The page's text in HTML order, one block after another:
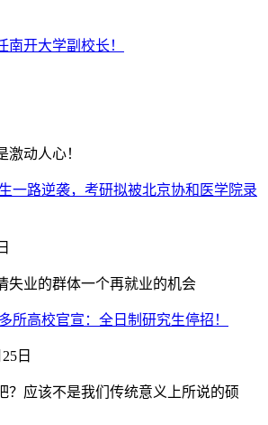
南开大学副校长！
激动人心！
一路逆袭，考研拟被北京协和医学院录
失业的群体一个再就业的机会
所高校官宣：全日制研究生停招！
日
？应该不是我们传统意义上所说的硕